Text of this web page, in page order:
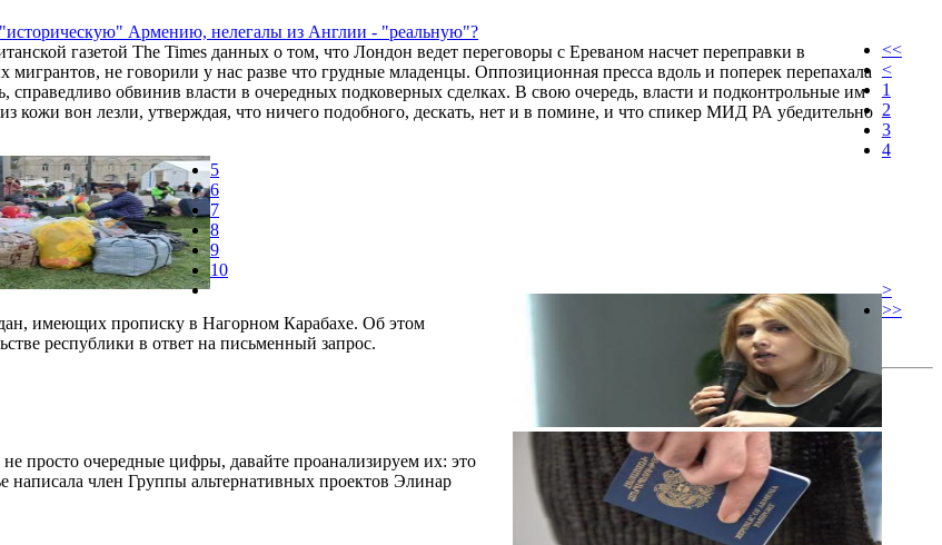
Армению, нелегалы из Англии - "реальную"?
газетой The Times данных о том, что Лондон ведет переговоры с Ереваном насчет переправки в
не говорили у нас разве что грудные младенцы. Оппозиционная пресса вдоль и поперек перепахала
обвинив власти в очередных подковерных сделках. В свою очередь, власти и подконтрольные им
кожи вон лезли, утверждая, что ничего подобного, дескать, нет и в помине, и что спикер МИД РА убедительно
имеющих прописку в Нагорном Карабахе. Об этом
республики в ответ на письменный запрос.
просто очередные цифры, давайте проанализируем их: это
написала член Группы альтернативных проектов Элинар
<<
<
1
2
3
4
5
6
7
8
9
10
>
>>